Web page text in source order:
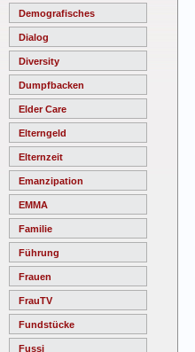
Demografisches
Dialog
Diversity
Dumpfbacken
Elder Care
Elterngeld
Elternzeit
Emanzipation
EMMA
Familie
Führung
Frauen
FrauTV
Fundstücke
Fussi